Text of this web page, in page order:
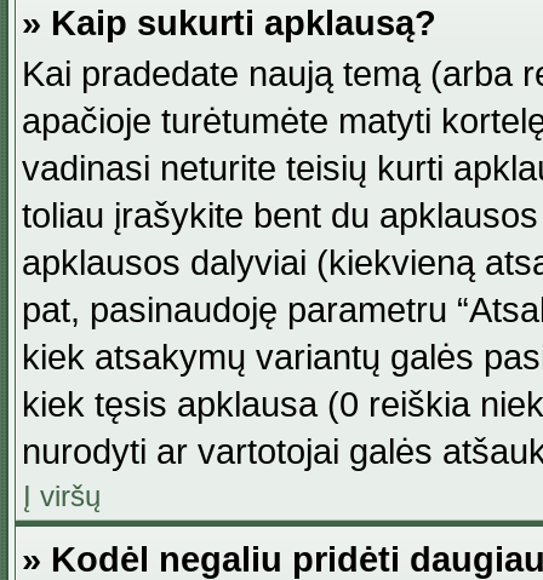
» Kaip sukurti apklausą?
Kai pradedate naują temą (arba
apačioje turėtumėte matyti
vadinasi neturite teisių kurti
toliau įrašykite bent du
apklausos dalyviai (kiekvieną
pat, pasinaudoję parametru
kiek atsakymų variantų galės
kiek tęsis apklausa (0 reiškia
nurodyti ar vartotojai galės
Į viršų
» Kodėl negaliu pridėti